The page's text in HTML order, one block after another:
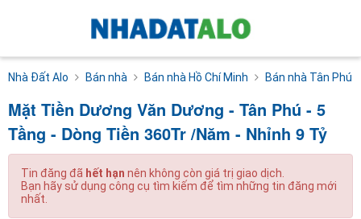
Nhà Đất Alo Bán nhà Bán nhà Hồ Chí Minh Bán nhà Tân Phú
Mặt Tiền Dương Văn Dương - Tân Phú - 5
Tầng - Dòng Tiền 360Tr /Năm - Nhỉnh 9 Tỷ
Tin đăng đã hết hạn nên không còn giá trị giao dịch.
Bạn hãy sử dụng công cụ tìm kiếm để tìm những tin đăng mới
nhất.